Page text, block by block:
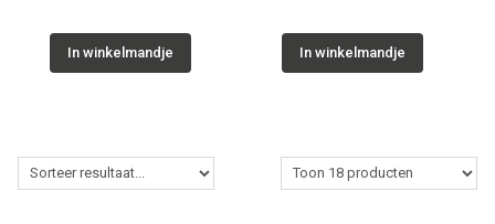
In winkelmandje In winkelmandje